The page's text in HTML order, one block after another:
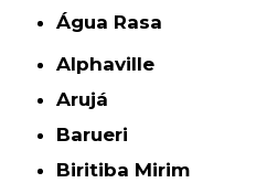
Água Rasa
Alphaville
Arujá
Barueri
Biritiba Mirim